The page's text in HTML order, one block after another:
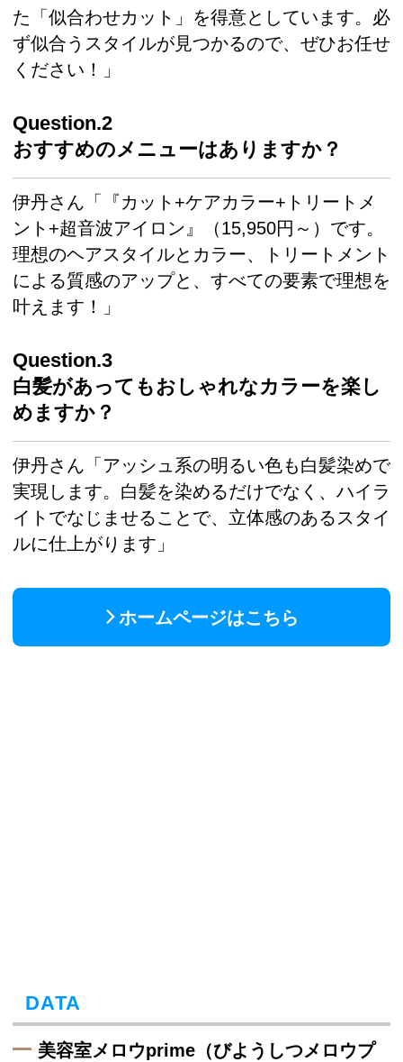
た「似合わせカット」を得意としています。必
ず似合うスタイルが見つかるので、ぜひお任せ
ください！」
Question.2
おすすめのメニューはありますか？
伊丹さん「『カット+ケアカラー+トリートメ
ント+超音波アイロン』（15,950円～）です。
理想のヘアスタイルとカラー、トリートメント
による質感のアップと、すべての要素で理想を
叶えます！」
Question.3
白髪があってもおしゃれなカラーを楽し
めますか？
伊丹さん「アッシュ系の明るい色も白髪染めで
実現します。白髪を染めるだけでなく、ハイラ
イトでなじませることで、立体感のあるスタイ
ルに仕上がります」
ホームページはこちら
DATA
美容室メロウprime（びようしつメロウプ